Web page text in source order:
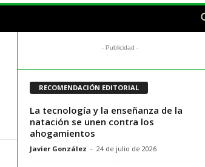
- Publicidad -
RECOMENDACIÓN EDITORIAL
La tecnología y la enseñanza de la
natación se unen contra los
ahogamientos
Javier González - 24 de julio de 2026